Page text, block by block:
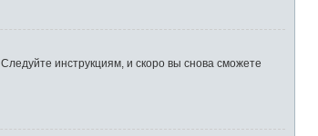
. Следуйте инструкциям, и скоро вы снова сможете